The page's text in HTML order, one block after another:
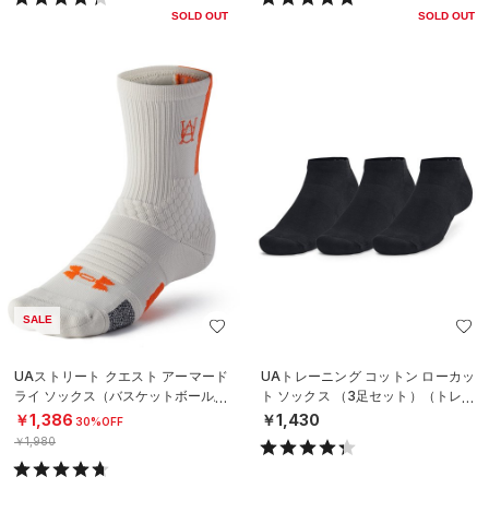
SOLD OUT SOLD OUT
SALE
UAストリート クエスト アーマード
ライ ソックス（バスケットボール/U
NISEX）
￥1,386 30%OFF
￥1,980
UAトレーニング コットン ローカッ
ト ソックス （3足セット）（トレー
ニング/UNISEX）
￥1,430